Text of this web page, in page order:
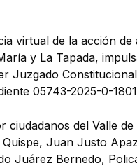
virtual de la acción
y La Tapada,
Juzgado
05743-2025-0-
ciudadanos del Valle
Juan Justo
Juárez Bernedo,